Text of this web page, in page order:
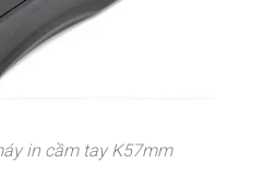
in cầm tay K57mm